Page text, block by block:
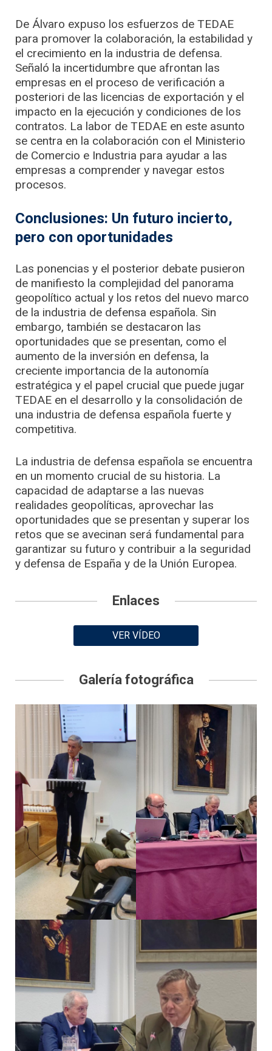
De Álvaro expuso los esfuerzos de TEDAE
para promover la colaboración, la estabilidad y
el crecimiento en la industria de defensa.
Señaló la incertidumbre que afrontan las
empresas en el proceso de verificación a
posteriori de las licencias de exportación y el
impacto en la ejecución y condiciones de los
contratos. La labor de TEDAE en este asunto
se centra en la colaboración con el Ministerio
de Comercio e Industria para ayudar a las
empresas a comprender y navegar estos
procesos.
Conclusiones: Un futuro incierto,
pero con oportunidades
Las ponencias y el posterior debate pusieron
de manifiesto la complejidad del panorama
geopolítico actual y los retos del nuevo marco
de la industria de defensa española. Sin
embargo, también se destacaron las
oportunidades que se presentan, como el
aumento de la inversión en defensa, la
creciente importancia de la autonomía
estratégica y el papel crucial que puede jugar
TEDAE en el desarrollo y la consolidación de
una industria de defensa española fuerte y
competitiva.
La industria de defensa española se encuentra
en un momento crucial de su historia. La
capacidad de adaptarse a las nuevas
realidades geopolíticas, aprovechar las
oportunidades que se presentan y superar los
retos que se avecinan será fundamental para
garantizar su futuro y contribuir a la seguridad
y defensa de España y de la Unión Europea.
Enlaces
VER VÍDEO
Galería fotográfica